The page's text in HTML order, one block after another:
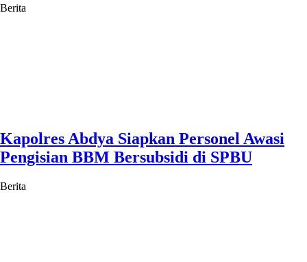
Berita
Kapolres Abdya Siapkan Personel Awasi
Pengisian BBM Bersubsidi di SPBU
Berita